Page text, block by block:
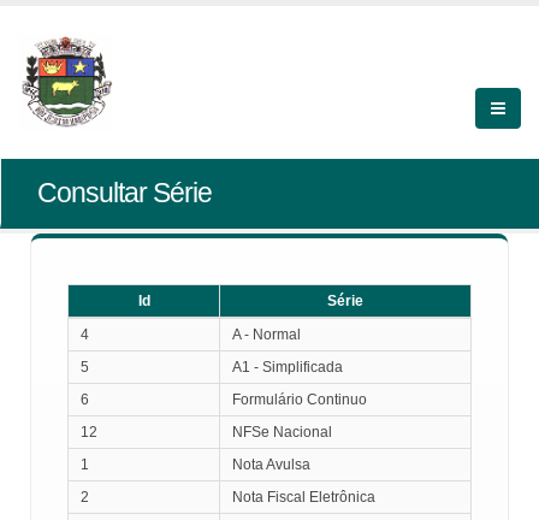
Consultar Série
Id
Série
4
A - Normal
5
A1 - Simplificada
6
Formulário Continuo
12
NFSe Nacional
1
Nota Avulsa
2
Nota Fiscal Eletrônica